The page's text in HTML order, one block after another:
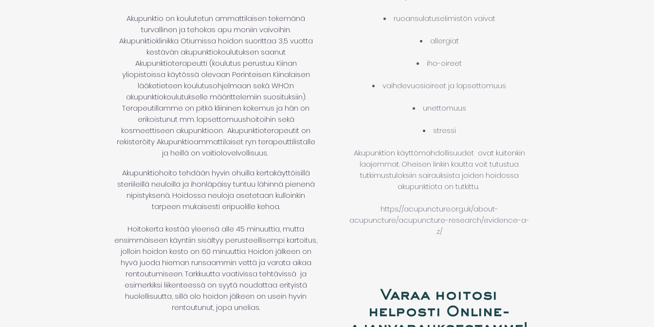
Akupunktio on koulutetun ammattilaisen tekemänä
turvallinen ja tehokas apu moniin vaivoihin.
Akupunktioklinikka Otiumissa hoidon suorittaa 3,5 vuotta
kestävän akupunktiokoulutuksen saanut
Akupunktioterapeutti (koulutus perustuu Kiinan
yliopistoissa käytössä olevaan Perinteisen Kiinalaisen
lääketieteen koulutusohjelmaan sekä WHO:n
akupunktiokoulutukselle määrittelemiin suosituksiin).
Terapeutillamme on pitkä kliininen kokemus ja hän on
erikoistunut mm. lapsettomuushoitoihin sekä
kosmeettiseen akupunktioon. Akupunktioterapeutit on
rekisteröity Akupunktioammattilaiset ry:n terapeuttilistalle
ja heillä on vaitiolovelvollisuus.
Akupunktiohoito tehdään hyvin ohuilla kertakäyttöisillä
steriileillä neuloilla ja ihonläpäisy tuntuu lähinnä pienenä
nipistyksenä. Hoidossa neuloja asetetaan kulloinkin
tarpeen mukaisesti eripuolille kehoa.
Hoitokerta kestää yleensä alle 45 minuuttia, mutta
ensimmäiseen käyntiin sisältyy perusteellisempi kartoitus,
jolloin hoidon kesto on 60 minuuttia. Hoidon jälkeen on
hyvä juoda hieman runsaammin vettä ja varata aikaa
rentoutumiseen. Tarkkuutta vaativissa tehtävissä ja
esimerkiksi liikenteessä on syytä noudattaa erityistä
huolellisuutta, sillä olo hoidon jälkeen on usein hyvin
rentoutunut, jopa unelias.
ruoansulatuselimistön vaivat
allergiat
iho-oireet
vaihdevuosioireet ja lapsettomuus
unettomuus
stressi
Akupunktion käyttömahdollisuudet ovat kuitenkin
laajemmat. Oheisen linkin kautta voit tutustua
tutkimustuloksiin sairauksista joiden hoidossa
akupunktiota on tutkittu.
https://acupuncture.org.uk/about-
acupuncture/acupuncture-research/evidence-a-
z/
Varaa hoitosi
helposti Online-